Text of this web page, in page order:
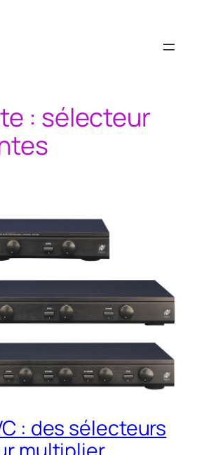
: sélecteur
: des sélecteurs